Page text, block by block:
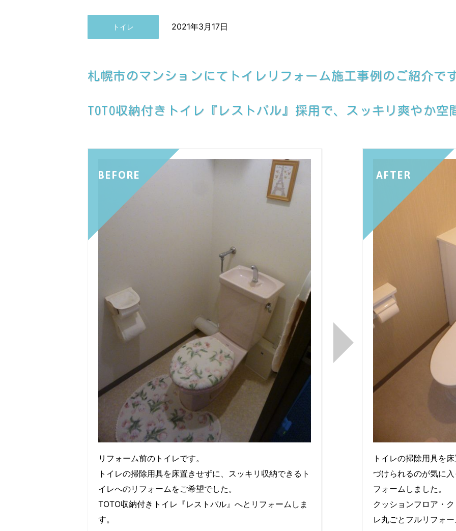
トイレ 2021年3月17日
札幌市のマンションにてトイレリフォーム施工事例のご紹介で
TOTO収納付きトイレ『レストパル』採用で、スッキリ爽やか空
BEFORE
リフォーム前のトイレです。
トイレの掃除用具を床置きせずに、スッキリ収納できるト
イレへのリフォームをご希望でした。
TOTO収納付きトイレ『レストパル』へとリフォームしま
す。
AFTER
トイレの掃除用具を
づけられるのが気に
フォームしました。
クッションフロア・
レ丸ごとフルリフォ